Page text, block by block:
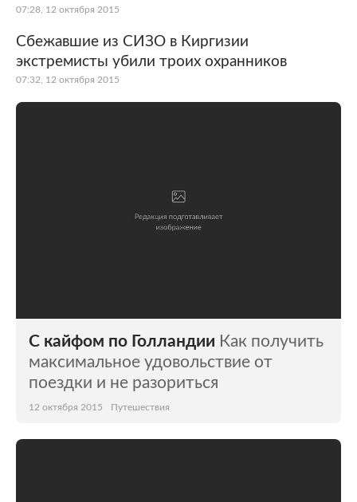
07:28, 12 октября 2015
Сбежавшие из СИЗО в Киргизии
экстремисты убили троих охранников
07:32, 12 октября 2015
С кайфом по Голландии Как получить
максимальное удовольствие от
поездки и не разориться
12 октября 2015 Путешествия